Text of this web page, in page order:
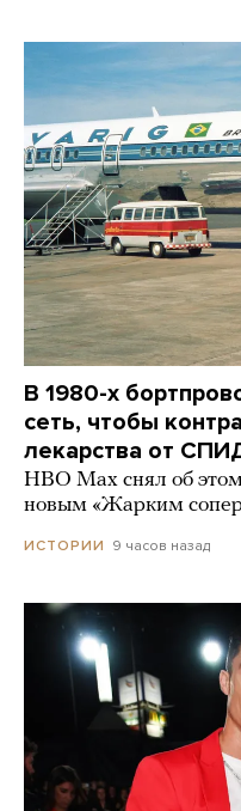
В 1980-х
сеть, чтобы
лекарства от
HBO Max снял об
новым «Жарким
ИСТОРИИ 9 часов назад